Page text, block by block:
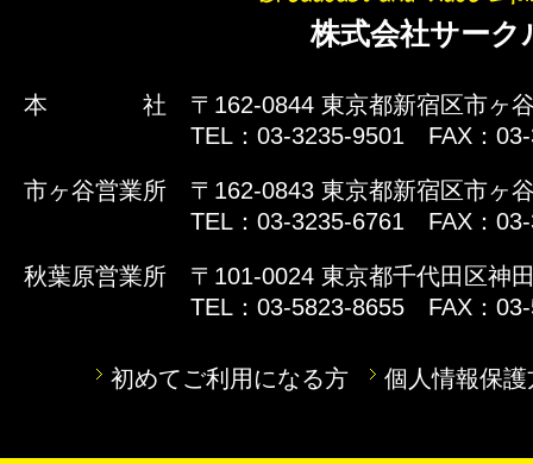
株式会社サーク
本 社
〒162-0844 東京都新宿区市ヶ
TEL：03-3235-9501 FAX：
市ヶ谷営業所
〒162-0843 東京都新宿区市ヶ
TEL：03-3235-6761 FAX：
秋葉原営業所
〒101-0024 東京都千代田区神
TEL：03-5823-8655 FAX：
初めてご利用になる方 個人情報保護